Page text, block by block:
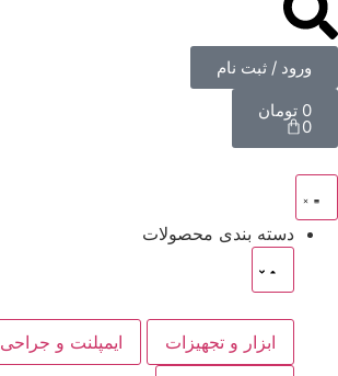
ورود / ثبت نام
0 تومان
0
دسته بندی محصولات
ابزار و تجهیزات ایمپلنت و جراحی